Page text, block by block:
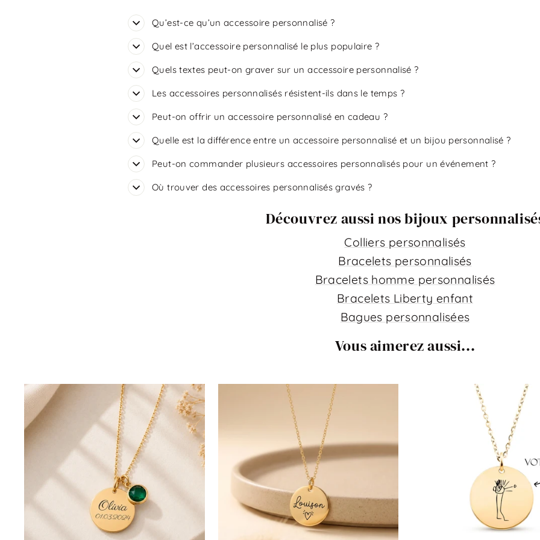
Qu’est-ce qu’un accessoire personnalisé ?
Quel est l’accessoire personnalisé le plus populaire ?
Quels textes peut-on graver sur un accessoire personnalisé ?
Les accessoires personnalisés résistent-ils dans le temps ?
Peut-on offrir un accessoire personnalisé en cadeau ?
Quelle est la différence entre un accessoire personnalisé et un bijou personnalisé ?
Peut-on commander plusieurs accessoires personnalisés pour un événement ?
Où trouver des accessoires personnalisés gravés ?
Découvrez aussi nos bijoux
Colliers personnalisés
Bracelets personnalisés
Bracelets homme personnalisés
Bracelets Liberty enfant
Bagues personnalisées
Vous aimerez aussi...